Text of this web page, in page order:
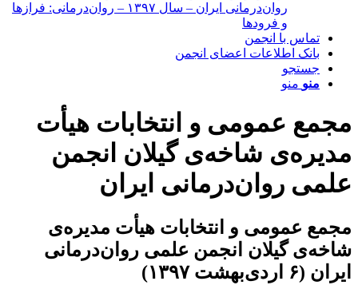
روان‌درمانی ایران – سال ۱۳۹۷ – روان‌درمانی: فرازها
و فرودها
تماس با انجمن
بانک اطلاعات اعضای انجمن
جستجو
منو منو
مجمع عمومی و انتخابات هیأت
مدیره‌ی شاخه‌ی گیلان انجمن
علمی روان‌درمانی ایران
مجمع عمومی و انتخابات هیأت مدیره‌ی
شاخه‌ی گیلان انجمن علمی روان‌درمانی
ایران (۶ اردی‌بهشت ۱۳۹۷)